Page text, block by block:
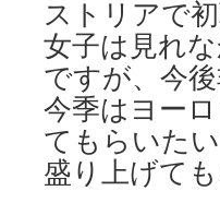
プストリアで初
女子は見れ
ですが、今
今季はヨー
てもらいた
盛り上げて